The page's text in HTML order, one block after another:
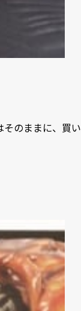
そのままに、買い